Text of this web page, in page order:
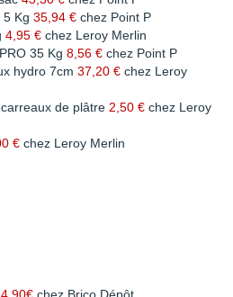
5 Kg 35,94 € chez Point P
4,95 € chez Leroy Merlin
35 Kg 8,56 € chez Point P
hydro 7cm 37,20 € chez Leroy
de plâtre 2,50 € chez Leroy
€ chez Leroy Merlin
chez Brico Dépôt